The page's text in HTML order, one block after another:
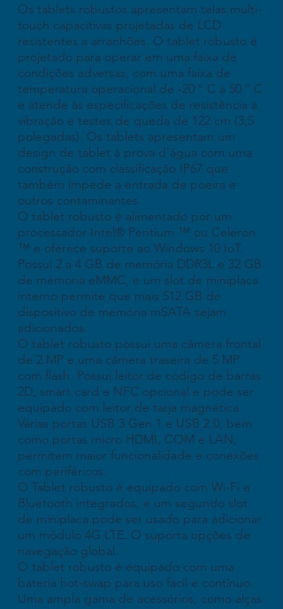
Os tablets robustos apresentam telas multi-
touch capacitivas projetadas de LCD
resistentes a arranhões. O tablet robusto é
projetado para operar em uma faixa de
condições adversas, com uma faixa de
temperatura operacional de -20 ° C a 50 ° C
e atende às especificações de resistência à
vibração e testes de queda de 122 cm (3,5
polegadas). Os tablets apresentam um
design de tablet à prova d'água com uma
construção com classificação IP67 que
também impede a entrada de poeira e
outros contaminantes.
O tablet robusto é alimentado por um
processador Intel® Pentium ™ ou Celeron
™ e oferece suporte ao Windows 10 IoT.
Possui 2 a 4 GB de memória DDR3L e 32 GB
de memória eMMC, e um slot de miniplaca
interno permite que mais 512 GB de
dispositivo de memória mSATA sejam
adicionados.
O tablet robusto possui uma câmera frontal
de 2 MP e uma câmera traseira de 5 MP
com flash. Possui leitor de código de barras
2D, smart card e NFC opcional e pode ser
equipado com leitor de tarja magnética.
Várias portas USB 3 Gen 1 e USB 2.0, bem
como portas micro HDMI, COM e LAN,
permitem maior funcionalidade e conexões
com periféricos.
O Tablet robusto é equipado com Wi-Fi e
Bluetooth integrados, e um segundo slot
de miniplaca pode ser usado para adicionar
um módulo 4G LTE. O suporta opções de
navegação global.
O tablet robusto é equipado com uma
bateria hot-swap para uso fácil e contínuo.
Uma ampla gama de acessórios, como alças